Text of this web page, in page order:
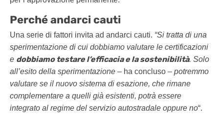
Perché andarci cauti
Una serie di fattori invita ad andarci cauti. “Si tratta di una
sperimentazione di cui dobbiamo valutare le certificazioni
e dobbiamo testare l’efficacia e la sostenibilità. Solo
all’esito della sperimentazione – ha concluso – potremmo
valutare se il nuovo sistema di esazione, che rimane
complementare a quelli già esistenti, potrà essere
integrato al regime del servizio autostradale oppure no“.